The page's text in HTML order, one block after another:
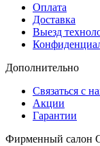
Оплата
Доставка
Выезд
Дополнительно
Связаться с
Акции
Гарантии
Фирменный салон